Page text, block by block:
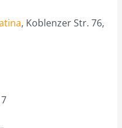
, Koblenzer Str. 76,